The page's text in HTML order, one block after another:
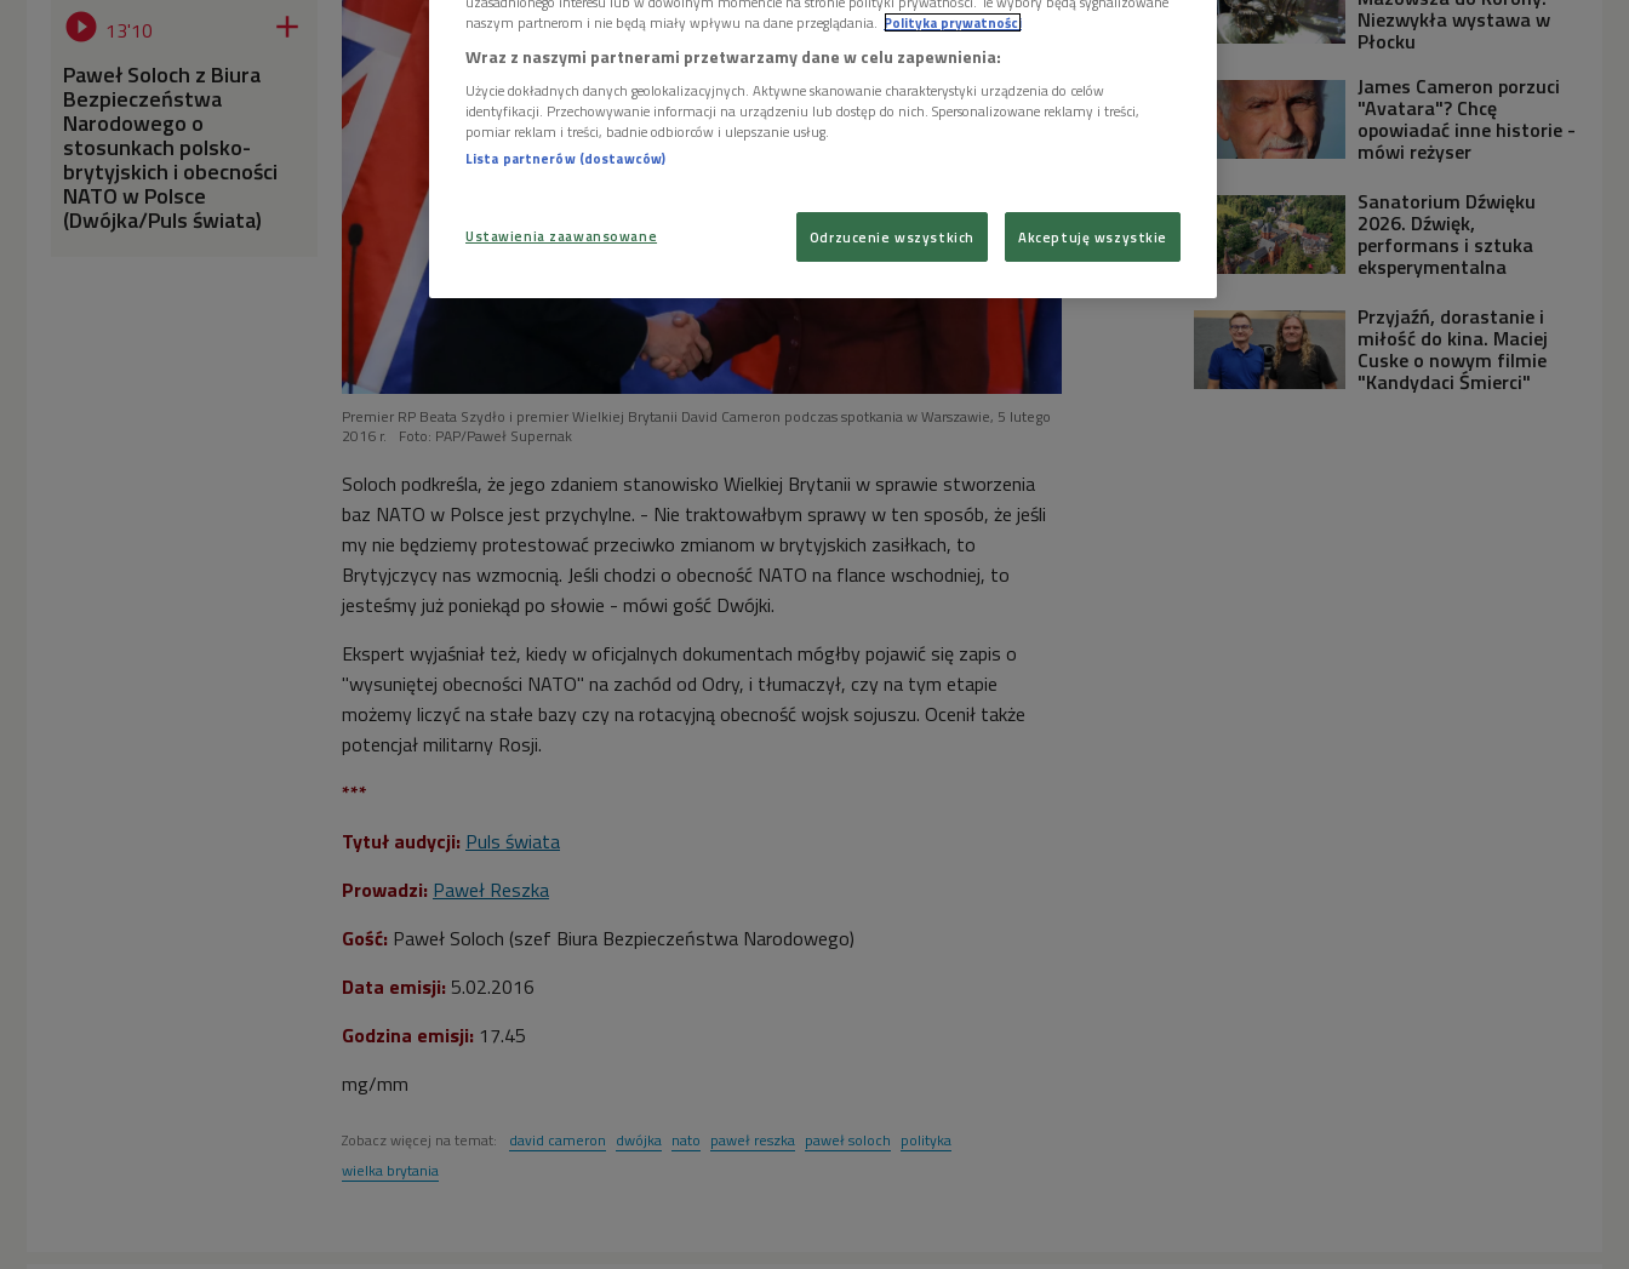
 13'10 
Paweł Soloch z Biura
Bezpieczeństwa
Narodowego o
stosunkach polsko-
brytyjskich i obecności
NATO w Polsce
(Dwójka/Puls świata)
Premier RP Beata Szydło i premier Wielkiej Brytanii David Cameron podczas spotkania w Warszawie, 5 lutego
2016 r.
Foto: PAP/Paweł Supernak
Soloch podkreśla, że jego zdaniem stanowisko Wielkiej Brytanii w sprawie stworzenia
baz NATO w Polsce jest przychylne. - Nie traktowałbym sprawy w ten sposób, że jeśli
my nie będziemy protestować przeciwko zmianom w brytyjskich zasiłkach, to
Brytyjczycy nas wzmocnią. Jeśli chodzi o obecność NATO na flance wschodniej, to
jesteśmy już poniekąd po słowie - mówi gość Dwójki.
Ekspert wyjaśniał też, kiedy w oficjalnych dokumentach mógłby pojawić się zapis o
"wysuniętej obecności NATO" na zachód od Odry, i tłumaczył, czy na tym etapie
możemy liczyć na stałe bazy czy na rotacyjną obecność wojsk sojuszu. Ocenił także
potencjał militarny Rosji.
***
Tytuł audycji: Puls świata
Prowadzi: Paweł Reszka
Gość: Paweł Soloch (szef Biura Bezpieczeństwa Narodowego)
Data emisji: 5.02.2016
Godzina emisji: 17.45
mg/mm
Zobacz więcej na temat: david cameron dwójka nato paweł reszka paweł soloch polityka
wielka brytania
Niezwykła wystawa w
Płocku
James Cameron porzuci
"Avatara"? Chcę
opowiadać inne historie -
mówi reżyser
Sanatorium Dźwięku
2026. Dźwięk,
performans i sztuka
eksperymentalna
Przyjaźń, dorastanie i
miłość do kina. Maciej
Cuske o nowym filmie
"Kandydaci Śmierci"
naszym partnerom i nie będą miały wpływu na dane przeglądania. Polityka prywatności
Wraz z naszymi partnerami przetwarzamy dane w celu zapewnienia:
Użycie dokładnych danych geolokalizacyjnych. Aktywne skanowanie charakterystyki urządzenia do celów
identyfikacji. Przechowywanie informacji na urządzeniu lub dostęp do nich. Spersonalizowane reklamy i treści,
pomiar reklam i treści, badnie odbiorców i ulepszanie usług.
Lista partnerów (dostawców)
Ustawienia zaawansowane Odrzucenie wszystkich Akceptuję wszystkie